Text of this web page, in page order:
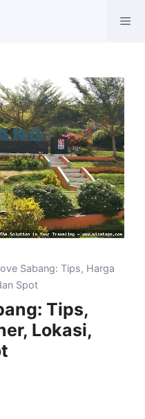
Sabang: Tips, Harga
Spot
Tips,
Lokasi,